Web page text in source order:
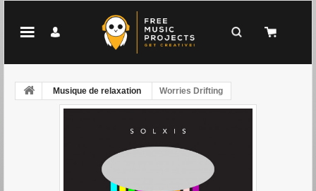
Musique de relaxation Worries Drifting